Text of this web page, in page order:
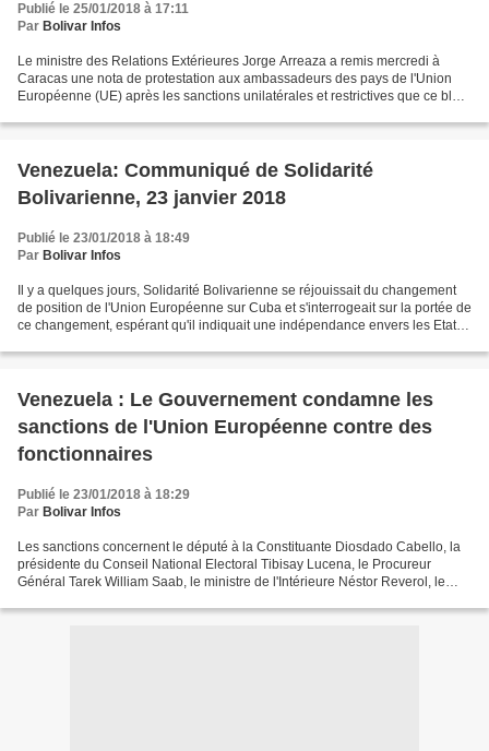
Publié le 25/01/2018 à 17:11
Par Bolivar Infos
Le ministre des Relations Extérieures Jorge Arreaza a remis mercredi à
Caracas une nota de protestation aux ambassadeurs des pays de l'Union
Européenne (UE) après les sanctions unilatérales et restrictives que ce bloc
Venezuela: Communiqué de Solidarité
Bolivarienne, 23 janvier 2018
Publié le 23/01/2018 à 18:49
Par Bolivar Infos
Il y a quelques jours, Solidarité Bolivarienne se réjouissait du changement
de position de l'Union Européenne sur Cuba et s'interrogeait sur la portée de
ce changement, espérant qu'il indiquait une indépendance envers les Etats-
Venezuela : Le Gouvernement condamne les
sanctions de l'Union Européenne contre des
fonctionnaires
Publié le 23/01/2018 à 18:29
Par Bolivar Infos
Les sanctions concernent le député à la Constituante Diosdado Cabello, la
présidente du Conseil National Electoral Tibisay Lucena, le Procureur
Général Tarek William Saab, le ministre de l'Intérieure Néstor Reverol, le